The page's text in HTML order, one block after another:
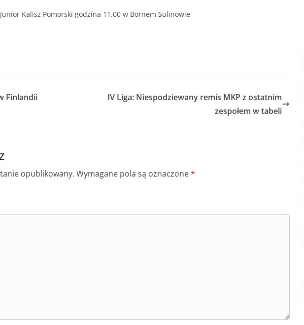
Kalisz Pomorski godzina 11.00 w Bornem Sulinowie
Finlandii
IV Liga: Niespodziewany remis MKP z ostatnim
zespołem w tabeli
opublikowany. Wymagane pola są oznaczone*